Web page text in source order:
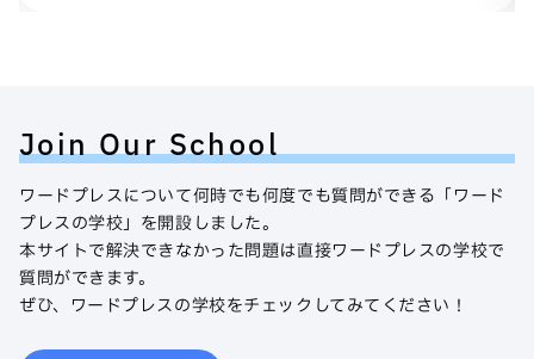
Join Our School
ワードプレスについて何時でも何度でも質問ができる「ワード
プレスの学校」を開設しました。
本サイトで解決できなかった問題は直接ワードプレスの学校で
質問ができます。
ぜひ、ワードプレスの学校をチェックしてみてください！